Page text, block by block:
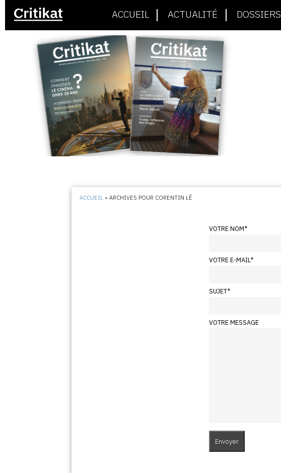
ACCUEIL ACTUALITÉ DOSSIERS
ACCUEIL »ARCHIVES POUR CORENTIN LÊ
VOTRE NOM*
VOTRE E-MAIL*
SUJET*
VOTRE MESSAGE